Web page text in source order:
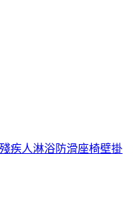
疾人淋浴防滑座椅壁掛